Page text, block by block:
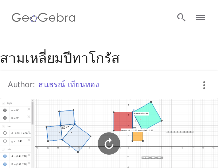
Google Classroom
GeoGebra Classroom
สามเหลี่ยมปีทาโกรัส
Author: ธนธรณ์ เทียนทอง